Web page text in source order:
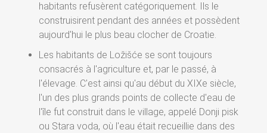
habitants refusèrent catégoriquement. Ils le
construisirent pendant des années et possèdent
aujourd'hui le plus beau clocher de Croatie.
Les habitants de Ložišće se sont toujours
consacrés à l'agriculture et, par le passé, à
l'élevage. C'est ainsi qu'au début du XIXe siècle,
l'un des plus grands points de collecte d'eau de
l'île fut construit dans le village, appelé Donji pisk
ou Stara voda, où l'eau était recueillie dans des